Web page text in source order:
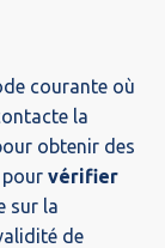
courante où
la
obtenir des
vérifier
sur la
de